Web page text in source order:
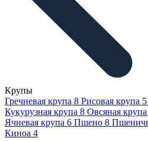
Крупы
Гречневая крупа 8 Рисовая крупа
Кукурузная крупа 8 Овсяная крупа
Ячневая крупа 6 Пшено 8
Киноа 4